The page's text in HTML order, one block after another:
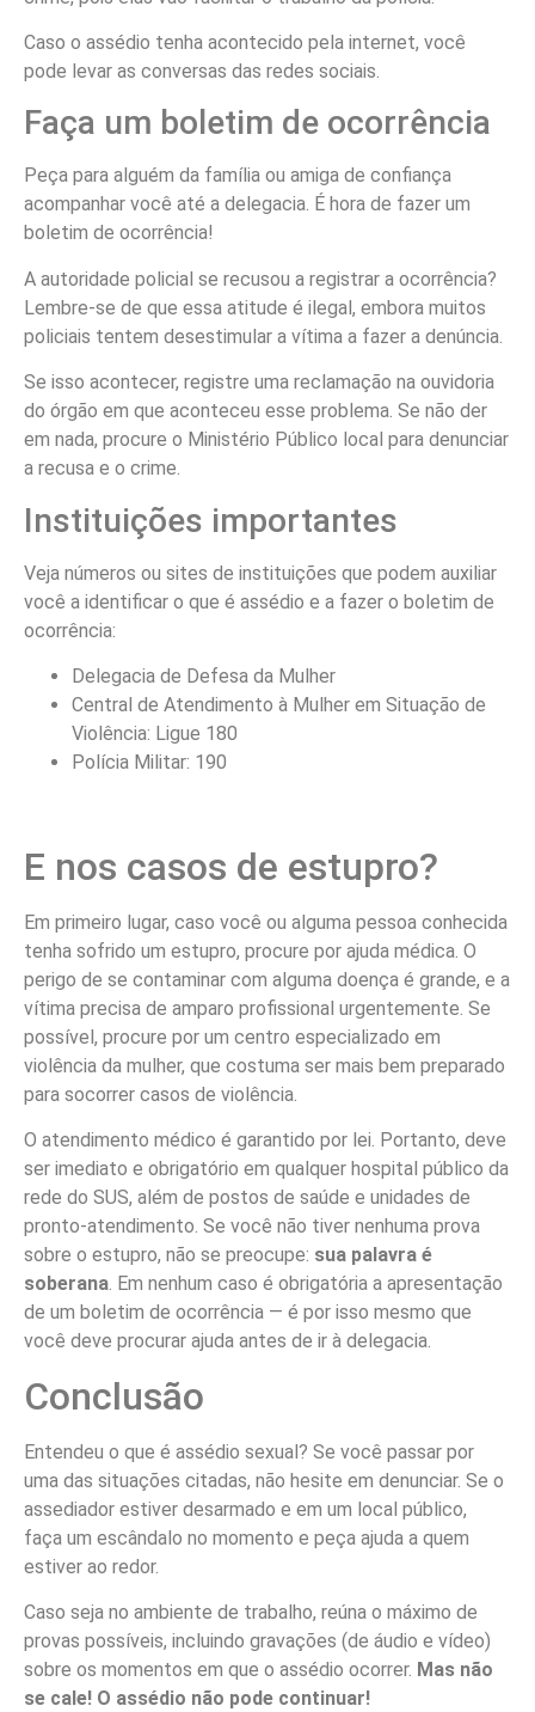
Caso o assédio tenha acontecido pela internet, você
pode levar as conversas das redes sociais.
Faça um boletim de ocorrência
Peça para alguém da família ou amiga de confiança
acompanhar você até a delegacia. É hora de fazer um
boletim de ocorrência!
A autoridade policial se recusou a registrar a ocorrência?
Lembre-se de que essa atitude é ilegal, embora muitos
policiais tentem desestimular a vítima a fazer a denúncia.
Se isso acontecer, registre uma reclamação na ouvidoria
do órgão em que aconteceu esse problema. Se não der
em nada, procure o Ministério Público local para denunciar
a recusa e o crime.
Instituições importantes
Veja números ou sites de instituições que podem auxiliar
você a identificar o que é assédio e a fazer o boletim de
ocorrência:
Delegacia de Defesa da Mulher
Central de Atendimento à Mulher em Situação de
Violência: Ligue 180
Polícia Militar: 190
E nos casos de estupro?
Em primeiro lugar, caso você ou alguma pessoa conhecida
tenha sofrido um estupro, procure por ajuda médica. O
perigo de se contaminar com alguma doença é grande, e a
vítima precisa de amparo profissional urgentemente. Se
possível, procure por um centro especializado em
violência da mulher, que costuma ser mais bem preparado
para socorrer casos de violência.
O atendimento médico é garantido por lei. Portanto, deve
ser imediato e obrigatório em qualquer hospital público da
rede do SUS, além de postos de saúde e unidades de
pronto-atendimento. Se você não tiver nenhuma prova
sobre o estupro, não se preocupe: sua palavra é
soberana. Em nenhum caso é obrigatória a apresentação
de um boletim de ocorrência — é por isso mesmo que
você deve procurar ajuda antes de ir à delegacia.
Conclusão
Entendeu o que é assédio sexual? Se você passar por
uma das situações citadas, não hesite em denunciar. Se o
assediador estiver desarmado e em um local público,
faça um escândalo no momento e peça ajuda a quem
estiver ao redor.
Caso seja no ambiente de trabalho, reúna o máximo de
provas possíveis, incluindo gravações (de áudio e vídeo)
sobre os momentos em que o assédio ocorrer. Mas não
se cale! O assédio não pode continuar!